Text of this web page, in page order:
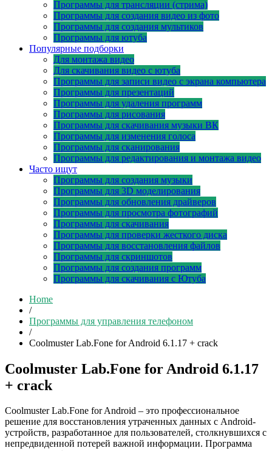
Программы для трансляции (стрима)
Программы для создания видео из фото
Программы для создания мультиков
Программы для ютуба
Популярные подборки
Для монтажа видео
Для скачивания видео с ютуба
Программы для записи видео с экрана компьютера
Программы для презентаций
Программы для удаления программ
Программы для рисования
Программы для скачивания музыки ВК
Программы для изменения голоса
Программы для сканирования
Программы для редактирования и монтажа видео
Часто ищут
Программы для создания музыки
Программы для 3D моделирования
Программы для обновления драйверов
Программы для просмотра фотографий
Программы для скачивания
Программы для проверки жесткого диска
Программы для восстановления файлов
Программы для скриншотов
Программы для создания программ
Программы для скачивания с Ютуба
Home
/
Программы для управления телефоном
/
Coolmuster Lab.Fone for Android 6.1.17 + crack
Coolmuster Lab.Fone for Android 6.1.17
+ crack
Coolmuster Lab.Fone for Android – это профессиональное
решение для восстановления утраченных данных с Android-
устройств, разработанное для пользователей, столкнувшихся с
непредвиденной потерей важной информации. Программа